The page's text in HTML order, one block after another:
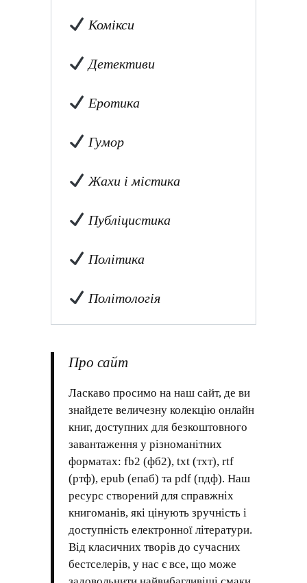
Комікси
Детективи
Еротика
Гумор
Жахи і містика
Публіцистика
Політика
Політологія
Про сайт
Ласкаво просимо на наш сайт, де ви
знайдете величезну колекцію онлайн
книг, доступних для безкоштовного
завантаження у різноманітних
форматах: fb2 (фб2), txt (тхт), rtf
(ртф), epub (епаб) та pdf (пдф). Наш
ресурс створений для справжніх
книгоманів, які цінують зручність і
доступність електронної літератури.
Від класичних творів до сучасних
бестселерів, у нас є все, що може